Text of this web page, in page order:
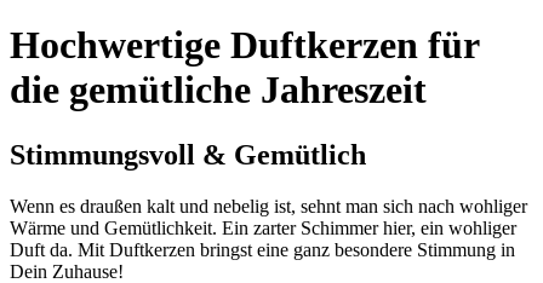
Hochwertige Duftkerzen für
die gemütliche Jahreszeit
Stimmungsvoll & Gemütlich
Wenn es draußen kalt und nebelig ist, sehnt man sich nach wohliger
Wärme und Gemütlichkeit. Ein zarter Schimmer hier, ein wohliger
Duft da. Mit Duftkerzen bringst eine ganz besondere Stimmung in
Dein Zuhause!